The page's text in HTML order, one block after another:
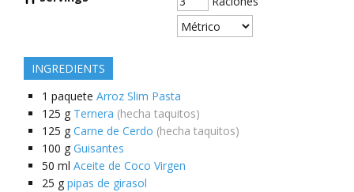
INGREDIENTS
1 paquete Arroz Slim Pasta
125 g Ternera (hecha taquitos)
125 g Carne de Cerdo (hecha taquitos)
100 g Guisantes
50 ml Aceite de Coco Virgen
25 g pipas de girasol